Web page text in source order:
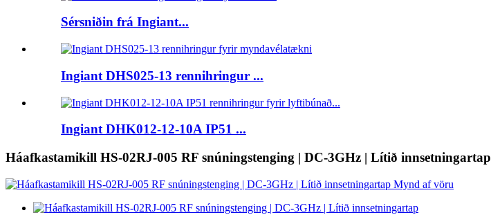
Sérsniðin frá Ingiant...
Ingiant DHS025-13 rennihringur ...
Ingiant DHK012-12-10A IP51 ...
Háafkastamikill HS-02RJ-005 RF snúningstenging | DC-3GHz | Lítið innsetningartap